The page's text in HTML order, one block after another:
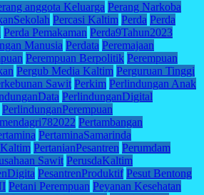
anggota Keluarga Perang Narkoba
Percasi Kaltim Perda Perda
Perda Pemakaman Perda9Tahun2023
Manusia Perdata Peremajaan
Perempuan Berpolitik Perempuan
Pergub Media Kaltim Perguruan Tinggi
Sawit Perkim Perlindungan Anak
PerlindunganDigital
PerlindunganPerempuan
Pertambangan
PertaminaSamarinda
PertanianPesantren Perumdam
Sawit PerusdaKaltim
PesantrenProduktif Pesut Bentong
Petani Perempuan Peyanan Kesehatan